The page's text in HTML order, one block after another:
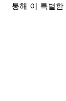
통해 이 특별